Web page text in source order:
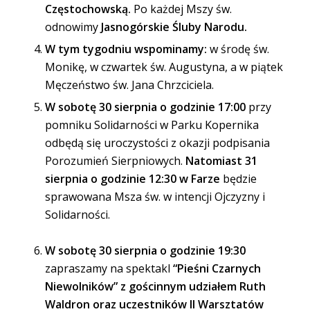
Częstochowską. Po każdej Mszy św.
odnowimy Jasnogórskie Śluby Narodu.
W tym tygodniu wspominamy: w środę św.
Monikę, w czwartek św. Augustyna, a w piątek
Męczeństwo św. Jana Chrzciciela.
W sobotę 30 sierpnia o godzinie 17:00przy
pomniku Solidarności w Parku Kopernika
odbędą się uroczystości z okazji podpisania
Porozumień Sierpniowych. Natomiast 31
sierpnia o godzinie 12:30 w Farze będzie
sprawowana Msza św. w intencji Ojczyzny i
Solidarności.
W sobotę 30 sierpnia o godzinie 19:30
zapraszamy na spektakl “Pieśni Czarnych
Niewolników” z gościnnym udziałem Ruth
Waldron oraz uczestników II Warsztatów